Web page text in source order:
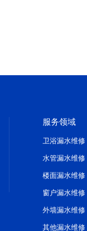
服务领域
卫浴漏水维修
水管漏水维修
楼面漏水维修
窗户漏水维修
外墙漏水维修
其他漏水维修